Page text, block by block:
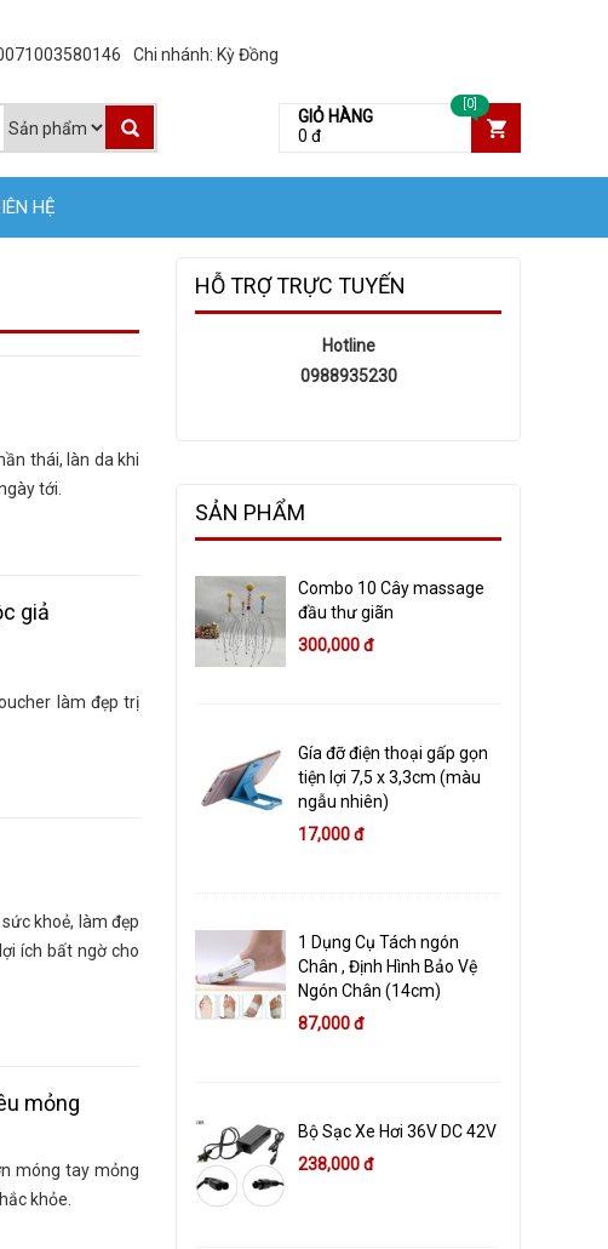
Chi nhánh: Kỳ Đồng
GIỎ HÀNG
0 đ
[0]
HỆ
thái, làn da khi
tới.
giả
làm đẹp trị
khoẻ, làm đẹp
ích bất ngờ cho
mỏng
móng tay mỏng
khỏe.
HỖ TRỢ TRỰC TUYẾN
Hotline
0988935230
SẢN PHẨM
Combo 10 Cây massage
đầu thư giãn
300,000 đ
Gía đỡ điện thoại gấp gọn
tiện lợi 7,5 x 3,3cm (màu
ngẫu nhiên)
17,000 đ
1 Dụng Cụ Tách ngón
Chân , Định Hình Bảo Vệ
Ngón Chân (14cm)
87,000 đ
Bộ Sạc Xe Hơi 36V DC 42V
238,000 đ